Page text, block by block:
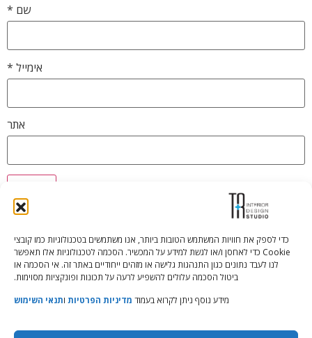
כדי לספק את חוויות המשתמש הטובות ביותר, אנו משתמשים בטכנולוגיות כמו קובצי
Cookie כדי לאחסן ו/או לגשת למידע על המכשיר. הסכמה לטכנולוגיות אלו תאפשר
לנו לעבד נתונים כגון התנהגות גלישה או מזהים ייחודיים באתר זה. אי הסכמה או
ביטול הסכמה עלולים להשפיע לרעה על תכונות ופונקציות מסוימות.
מידע נוסף ניתן לקרוא בעמוד מדיניות הפרטיות ותנאי השימוש
שם *
אימייל *
אתר
Tali Shenfeld:052.620.2446
tali@TRstudio.co.il